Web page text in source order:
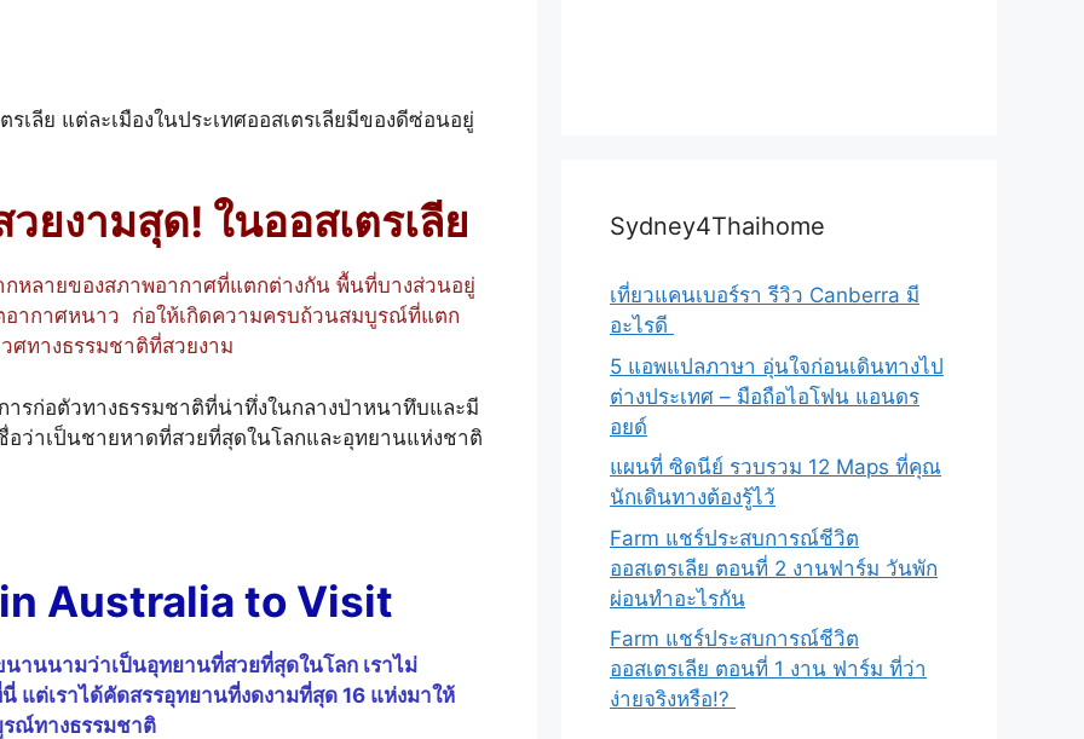
เลีย แต่ละเมืองในประเทศออสเตรเลียมีของดีซ่อนอยู่
ยงามสุด! ในออสเตรเลีย
หลายของสภาพอากาศที่แตกต่างกัน พื้นที่บางส่วนอยู่
ากาศหนาว ก่อให้เกิดความครบถ้วนสมบูรณ์ที่แตก
ศทางธรรมชาติที่สวยงาม
ารก่อตัวทางธรรมชาติที่น่าทึ่งในกลางป่าหนาทึบและมี
ว่าเป็นชายหาดที่สวยที่สุดในโลกและอุทยานแห่งชาติ
Australia to Visit
านนามว่าเป็นอุทยานที่สวยที่สุดในโลก เราไม่
แต่เราได้คัดสรรอุทยานที่งดงามที่สุด 16 แห่งมาให้
ณ์ทางธรรมชาติ
Sydney4Thaihome
เที่ยวแคนเบอร์รา รีวิว Canberra มี
อะไรดี
5 แอพแปลภาษา อุ่นใจก่อนเดินทางไป
ต่างประเทศ – มือถือไอโฟน แอนดร
อยด์
แผนที่ ซิดนีย์ รวบรวม 12 Maps ที่คุณ
นักเดินทางต้องรู้ไว้
Farm แชร์ประสบการณ์ชีวิต
ออสเตรเลีย ตอนที่ 2 งานฟาร์ม วันพัก
ผ่อนทำอะไรกัน
Farm แชร์ประสบการณ์ชีวิต
ออสเตรเลีย ตอนที่ 1 งาน ฟาร์ม ที่ว่า
ง่ายจริงหรือ!?